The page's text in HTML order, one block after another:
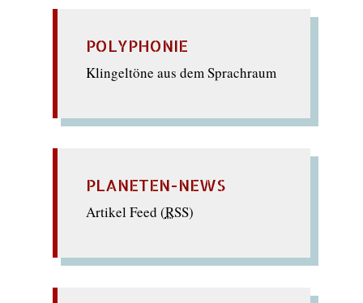
POLYPHONIE
Klingeltöne aus dem Sprachraum
PLANETEN-NEWS
Artikel Feed (RSS)